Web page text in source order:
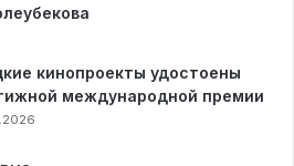
кинопроекты удостоены
международной премии